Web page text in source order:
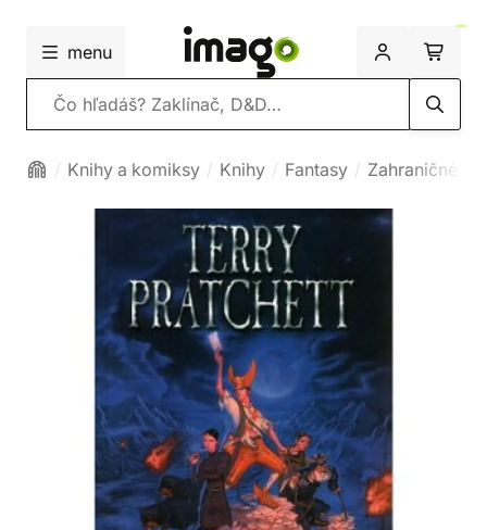
menu
Vyhľadávanie
Knihy a komiksy Knihy Fantasy Zahraničné